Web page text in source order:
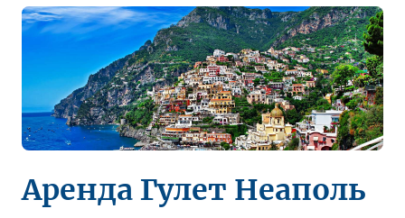
Аренда Гулет Неаполь